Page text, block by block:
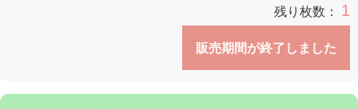
残り枚数： 1
販売期間が終了しました